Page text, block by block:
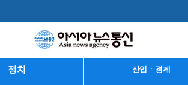
정치 산업ㆍ경제